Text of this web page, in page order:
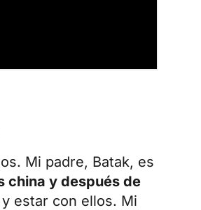
Mi padre, Batak, es
china y después de
y estar con ellos. Mi